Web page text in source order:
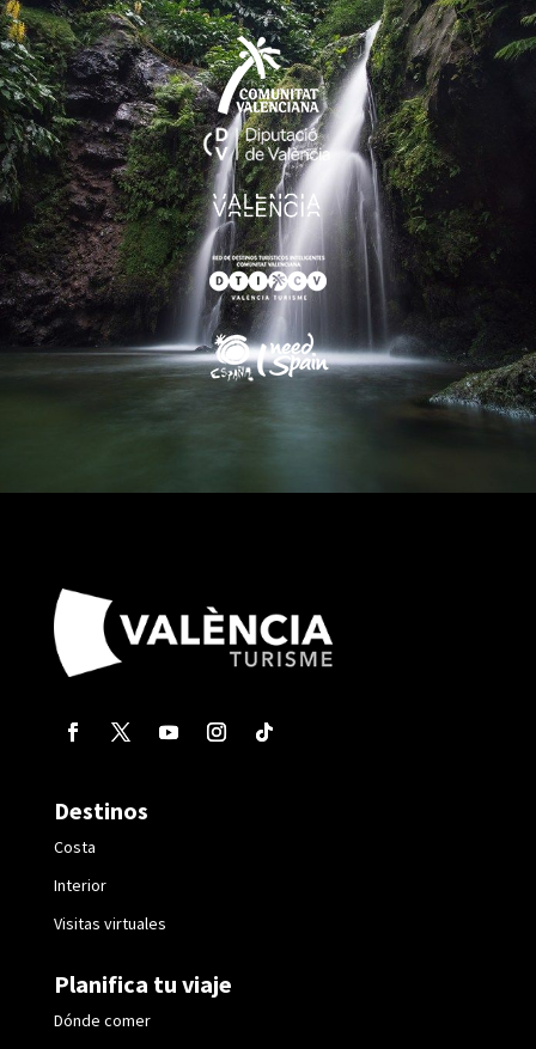
Destinos
Costa
Interior
Visitas virtuales
Planifica tu viaje
Dónde comer